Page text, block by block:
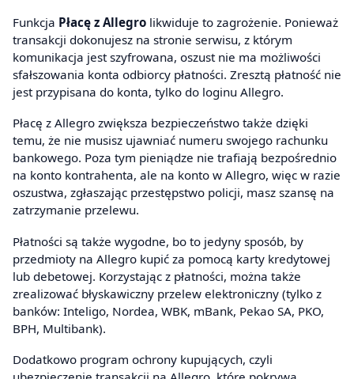
Funkcja Płacę z Allegro likwiduje to zagrożenie. Ponieważ
transakcji dokonujesz na stronie serwisu, z którym
komunikacja jest szyfrowana, oszust nie ma możliwości
sfałszowania konta odbiorcy płatności. Zresztą płatność nie
jest przypisana do konta, tylko do loginu Allegro.
Płacę z Allegro zwiększa bezpieczeństwo także dzięki
temu, że nie musisz ujawniać numeru swojego rachunku
bankowego. Poza tym pieniądze nie trafiają bezpośrednio
na konto kontrahenta, ale na konto w Allegro, więc w razie
oszustwa, zgłaszając przestępstwo policji, masz szansę na
zatrzymanie przelewu.
Płatności są także wygodne, bo to jedyny sposób, by
przedmioty na Allegro kupić za pomocą karty kredytowej
lub debetowej. Korzystając z płatności, można także
zrealizować błyskawiczny przelew elektroniczny (tylko z
banków: Inteligo, Nordea, WBK, mBank, Pekao SA, PKO,
BPH, Multibank).
Dodatkowo program ochrony kupujących, czyli